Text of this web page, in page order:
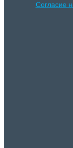
Согласие